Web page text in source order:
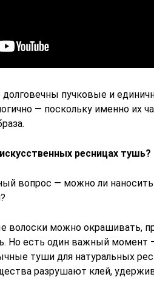
долговечны пучковые и
— поскольку именно их
ресницах тушь?
вопрос — можно ли
волоски можно окрашивать,
Но есть один важный момент
туши для натуральных
разрушают клей,